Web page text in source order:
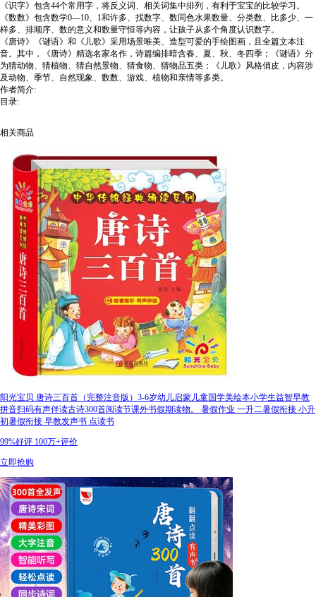
《识字》包含44个常用字，将反义词、相关词集中排列，有利于宝宝的比较学习。
《数数》包含数学0—10、1和许多、找数字、数同色水果数量、分类数、比多少、一
样多、排顺序、数的意义和数量守恒等内容，让孩子从多个角度认识数字。
《唐诗》《谜语》和《儿歌》采用场景唯美、造型可爱的手绘图画，且全篇文本注
音。其中，《唐诗》精选名家名作，诗篇编排暗含春、夏、秋、冬四季；《谜语》分
为猜动物、猜植物、猜自然景物、猜食物、猜物品五类；《儿歌》风格俏皮，内容涉
及动物、季节、自然现象、数数、游戏、植物和亲情等多类。
作者简介:
目录:
相关商品
阳光宝贝 唐诗三百首（完整注音版）3-6岁幼儿启蒙儿童国学美绘本小学生益智早教
拼音扫码有声伴读古诗300首阅读节课外书假期读物。 暑假作业 一升二暑假衔接 小升
初暑假衔接 早教发声书 点读书
99%好评 100万+评价
立即抢购